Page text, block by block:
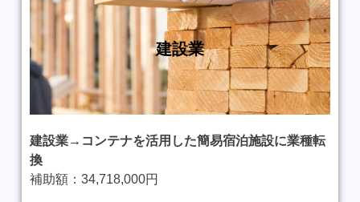
建設業
建設業→コンテナを活用した簡易宿泊施設に業種転
換
補助額：34,718,000円